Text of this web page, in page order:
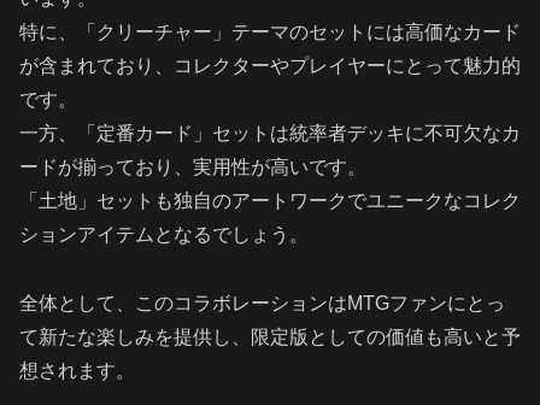
特に、「クリーチャー」テーマのセットには高価なカード
が含まれており、コレクターやプレイヤーにとって魅力的
です。
一方、「定番カード」セットは統率者デッキに不可欠なカ
ードが揃っており、実用性が高いです。
「土地」セットも独自のアートワークでユニークなコレク
ションアイテムとなるでしょう。
全体として、このコラボレーションはMTGファンにとっ
て新たな楽しみを提供し、限定版としての価値も高いと予
想されます。